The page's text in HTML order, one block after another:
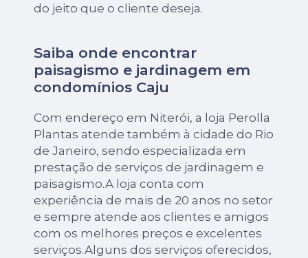
do jeito que o cliente deseja.
Saiba onde encontrar
paisagismo e jardinagem em
condomínios Caju
Com endereço em Niterói, a loja Perolla
Plantas atende também à cidade do Rio
de Janeiro, sendo especializada em
prestação de serviços de jardinagem e
paisagismo.A loja conta com
experiência de mais de 20 anos no setor
e sempre atende aos clientes e amigos
com os melhores preços e excelentes
serviços.Alguns dos serviços oferecidos,